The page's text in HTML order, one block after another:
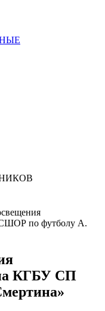
по футболу А.
КГБУ СП